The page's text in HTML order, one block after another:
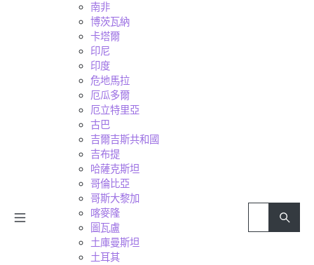
南非
博茨瓦納
卡塔爾
印尼
印度
危地馬拉
厄瓜多爾
厄立特里亞
古巴
吉爾吉斯共和國
吉布提
哈薩克斯坦
哥倫比亞
哥斯大黎加
喀麥隆
圖瓦盧
土庫曼斯坦
土耳其